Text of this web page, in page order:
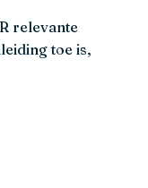
relevante
toe is,